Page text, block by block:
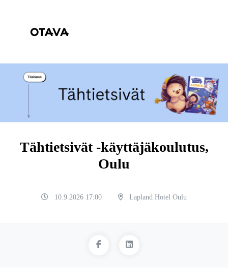
Tähtietsivät -käyttäjäkoulutus,
Oulu
10.9.2026 17:00 Lapland Hotel Oulu